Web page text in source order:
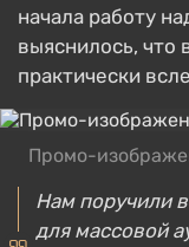
начала работу
выяснилось, что
практически
Промо-
Нам поручили
для массовой